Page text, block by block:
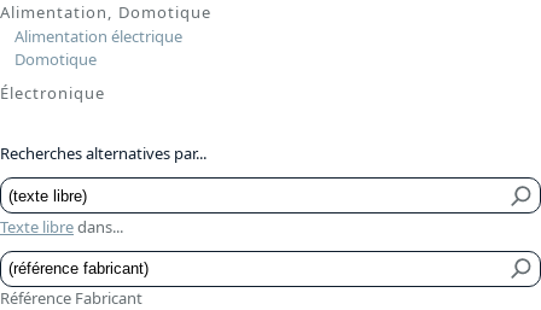
Alimentation, Domotique
Alimentation électrique
Domotique
Électronique
Recherches alternatives par...
Texte libredans...
Référence Fabricant